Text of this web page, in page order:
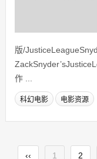
版/
作 ...
科幻电影 电影资源
‹‹ 1 2